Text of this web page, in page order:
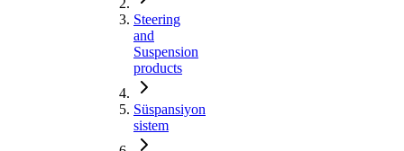
Steering
and
Suspension
products
Süspansiyon
sistem